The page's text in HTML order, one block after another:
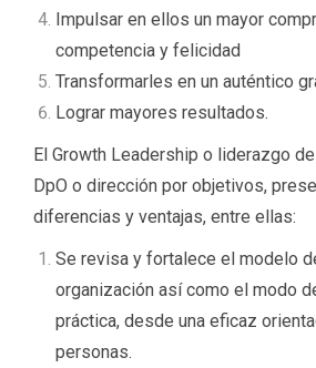
Impulsar en ellos un mayor
competencia y felicidad
Transformarles en un auténtico
Lograr mayores resultados.
El Growth Leadership o liderazgo
DpO o dirección por objetivos,
diferencias y ventajas, entre ellas:
Se revisa y fortalece el modelo
organización así como el modo
práctica, desde una eficaz
personas.